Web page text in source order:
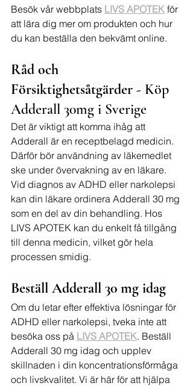
Besök vår webbplats LIVS APOTEK för
att lära dig mer om produkten och hur
du kan beställa den bekvämt online.
Råd och
Försiktighetsåtgärder - Köp
Adderall 30mg i Sverige
Det är viktigt att komma ihåg att
Adderall är en receptbelagd medicin.
Därför bör användning av läkemedlet
ske under övervakning av en läkare.
Vid diagnos av ADHD eller narkolepsi
kan din läkare ordinera Adderall 30 mg
som en del av din behandling. Hos
LIVS APOTEK kan du enkelt få tillgång
till denna medicin, vilket gör hela
processen smidig.
Beställ Adderall 30 mg idag
Om du letar efter effektiva lösningar för
ADHD eller narkolepsi, tveka inte att
besöka oss på LIVS APOTEK. Beställ
Adderall 30 mg idag och upplev
skillnaden i din koncentrationsförmåga
och livskvalitet. Vi är här för att hjälpa